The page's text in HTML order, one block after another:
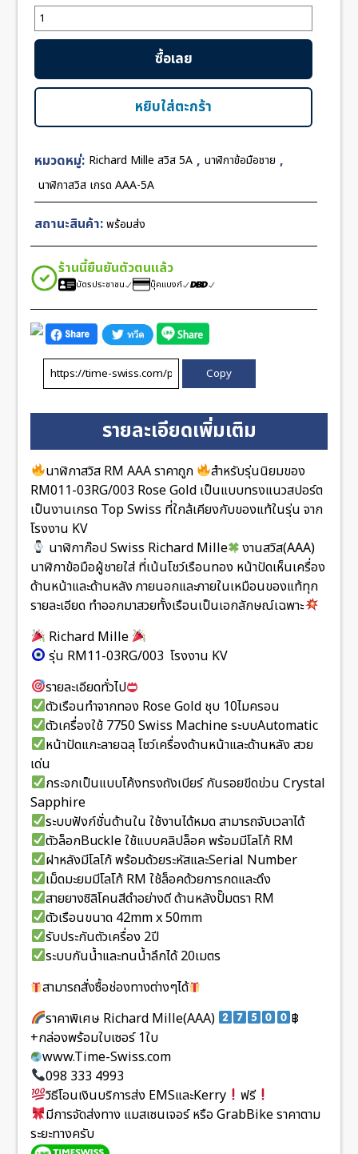
จำนวน
Richard
Mille
03RG003
Gold
Rubber
42mm
KV
Swiss
ชิ้น
หยิบใส่ตะกร้า
ซื้อเลย
หมวดหมู่: Richard Mille สวิส 5A , นาฬิกาข้อมือชาย ,
นาฬิกาสวิส เกรด AAA-5A
สถานะสินค้า:พร้อมส่ง
ร้านนี้ยืนยันตัวตนแล้ว
บัตรประชาชน บุ๊คแบงก์
Copy
รายละเอียดเพิ่มเติม
นาฬิกาสวิส RM AAA ราคาถูก
สำหรับรุ่นนิยมของ
RM011-03RG/003 Rose Gold เป็นแบบทรงแนวสปอร์ต
เป็นงานเกรด Top Swiss ที่ใกล้เคียงกับของแท้ในรุ่น จาก
โรงงาน KV
นาฬิกาก๊อป Swiss Richard Mille
งานสวิส(AAA)
นาฬิกาข้อมือผู้ชายใส่ ที่เน้นโชว์เรือนทอง หน้าปัดเห็นเครื่อง
ด้านหน้าและด้านหลัง ภายนอกและภายในเหมือนของแท้ทุก
รายละเอียด ทำออกมาสวยทั้งเรือนเป็นเอกลักษณ์เฉพาะ
Richard Mille
รุ่น RM11-03RG/003 โรงงาน KV
รายละเอียดทั่วไป
ตัวเรือนทำจากทอง Rose Gold ชุบ 10ไมครอน
ตัวเครื่องใช้ 7750 Swiss Machine ระบบAutomatic
หน้าปัดแกะลายฉลุ โชว์เครื่องด้านหน้าและด้านหลัง สวย
เด่น
กระจกเป็นแบบโค้งทรงถังเบียร์ กันรอยขีดข่วน Crystal
Sapphire
ระบบฟังก์ชั่นด้านใน ใช้งานได้หมด สามารถจับเวลาได้
ตัวล็อกBuckle ใช้แบบคลิปล็อค พร้อมมีโลโก้ RM
ฝาหลังมีโลโก้ พร้อมด้วยระหัสและSerial Number
เม็ดมะยมมีโลโก้ RM ใช้ล็อคด้วยการกดและดึง
สายยางซิลิโคนสีดำอย่างดี ด้านหลังปั๊มตรา RM
ตัวเรือนขนาด 42mm x 50mm
รับประกันตัวเครื่อง 2ปี
ระบบกันน้ำและทนน้ำลึกได้ 20เมตร
สามารถสั่งซื้อช่องทางต่างๆได้
ราคาพิเศษ Richard Mille(AAA)
฿
+กล่องพร้อมใบเซอร์ 1ใบ
www.Time-Swiss.com
098 333 4993
วิธีโอนเงินบริการส่ง EMSและKerry
ฟรี
มีการจัดส่งทาง แมสเซนเจอร์ หรือ GrabBike ราคาตาม
ระยะทางครับ